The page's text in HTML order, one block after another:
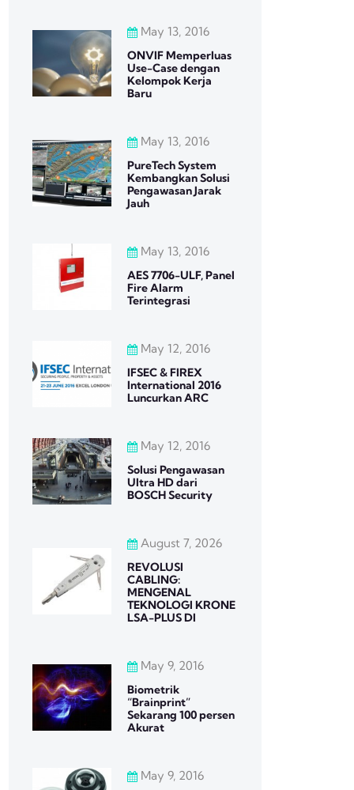
May 13, 2016
ONVIF Memperluas
Use-Case dengan
Kelompok Kerja
Baru
May 13, 2016
PureTech System
Kembangkan Solusi
Pengawasan Jarak
Jauh
May 13, 2016
AES 7706-ULF, Panel
Fire Alarm
Terintegrasi
May 12, 2016
IFSEC & FIREX
International 2016
Luncurkan ARC
May 12, 2016
Solusi Pengawasan
Ultra HD dari
BOSCH Security
August 7, 2026
REVOLUSI
CABLING:
MENGENAL
TEKNOLOGI KRONE
LSA-PLUS DI
May 9, 2016
Biometrik
“Brainprint”
Sekarang 100 persen
Akurat
May 9, 2016